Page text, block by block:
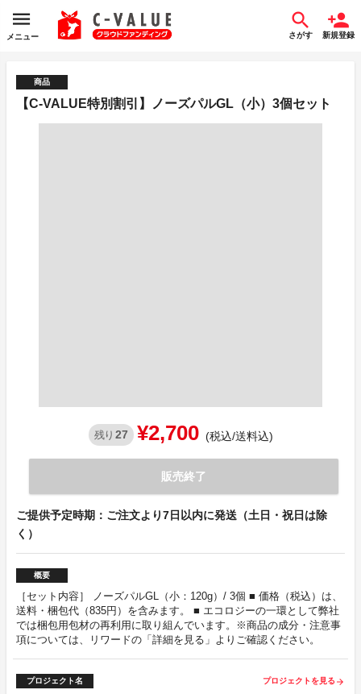
メニュー さがす 新規登録
商品
【C-VALUE特別割引】ノーズパルGL（小）3個セット
残り 27 ¥2,700 (税込/送料込)
販売終了
ご提供予定時期：ご注文より7日以内に発送（土日・祝日は除
く）
概要
［セット内容］ ノーズパルGL（小：120g）/ 3個 ■ 価格（税込）は、
送料・梱包代（835円）を含みます。 ■ エコロジーの一環として弊社
では梱包用包材の再利用に取り組んでいます。※商品の成分・注意事
項については、リワードの「詳細を見る」よりご確認ください。
プロジェクト名 プロジェクトを見る arrow_forward